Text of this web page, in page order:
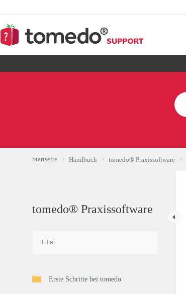
springen
Startseite Handbuch tomedo® Praxissoftware
tomedo® Praxissoftware
Erste Schritte bei tomedo